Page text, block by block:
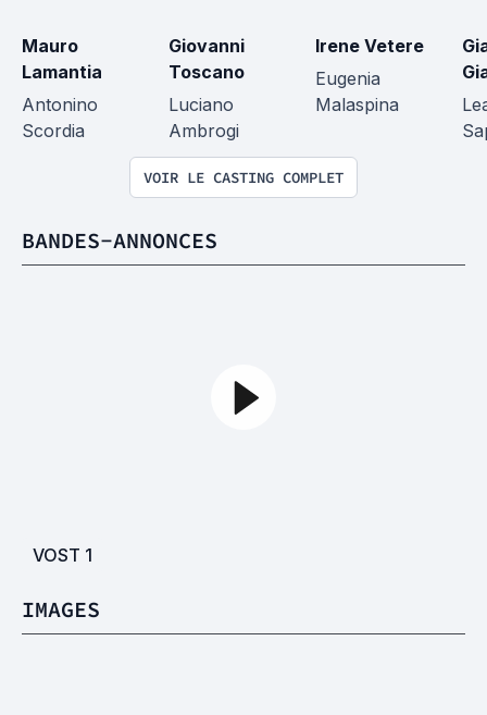
Mauro
Lamantia
Antonino
Scordia
Giovanni
Toscano
Luciano
Ambrogi
Irene Vetere
Eugenia
Malaspina
VOIR LE CASTING COMPLET
BANDES-ANNONCES
VOST 1
IMAGES